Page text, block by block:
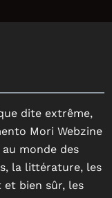
dite extrême,
Mori Webzine
monde des
la littérature, les
bien sûr, les